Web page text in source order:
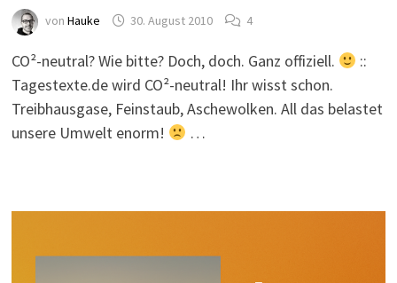
von Hauke 30. August 2010 4
CO²-neutral? Wie bitte? Doch, doch. Ganz offiziell.
::
Tagestexte.de wird CO²-neutral! Ihr wisst schon.
Treibhausgase, Feinstaub, Aschewolken. All das belastet
unsere Umwelt enorm!
…